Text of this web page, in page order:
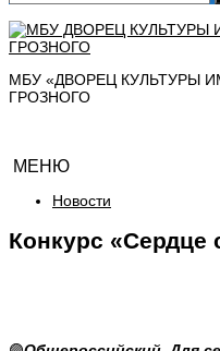
МБУ «ДВОРЕЦ КУЛЬТУРЫ
ГРОЗНОГО
МЕНЮ
Новости
Конкурс «Сердце